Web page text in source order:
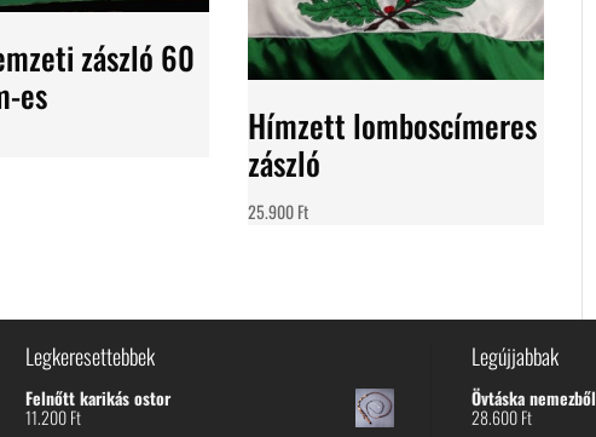
zászló 60
es
Hímzett lomboscímeres
zászló
25.900Ft
Legkeresettebbek
Felnőtt karikás ostor
11.200Ft
Legújjabbak
Övtáska nemezből
28.600Ft